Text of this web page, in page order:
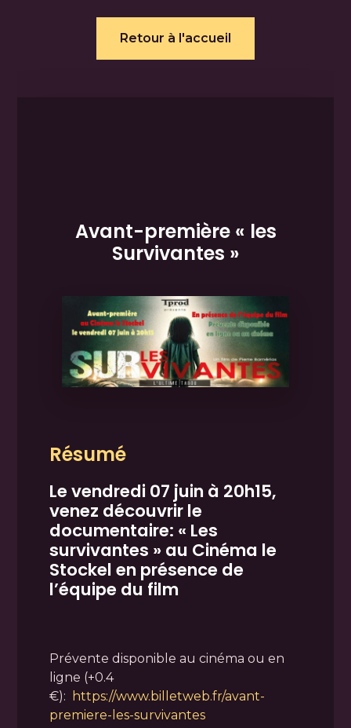
Retour à l'accueil
Avant-première « les
Survivantes »
Résumé
Le vendredi 07 juin à 20h15,
venez découvrir le
documentaire: « Les
survivantes » au Cinéma le
Stockel en présence de
l’équipe du film
Prévente disponible au cinéma ou en
ligne (+0.4
€):
https://www.billetweb.fr/avant-
premiere-les-survivantes